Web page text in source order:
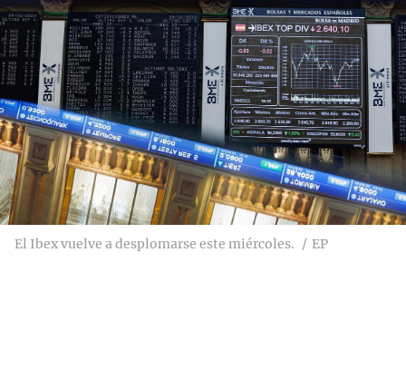
El Ibex vuelve a desplomarse este miércoles. EP